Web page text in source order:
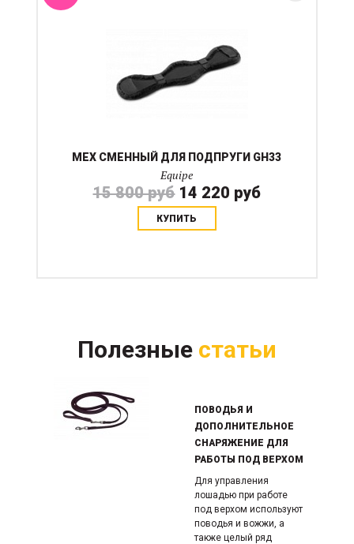
МЕХ СМЕННЫЙ ДЛЯ ПОДПРУГИ GH33
Equipe
15 800 руб 14 220 руб
КУПИТЬ
Полезные статьи
ПОВОДЬЯ И
ДОПОЛНИТЕЛЬНОЕ
СНАРЯЖЕНИЕ ДЛЯ
РАБОТЫ ПОД ВЕРХОМ
Для управления
лошадью при работе
под верхом используют
поводья и вожжи, а
также целый ряд